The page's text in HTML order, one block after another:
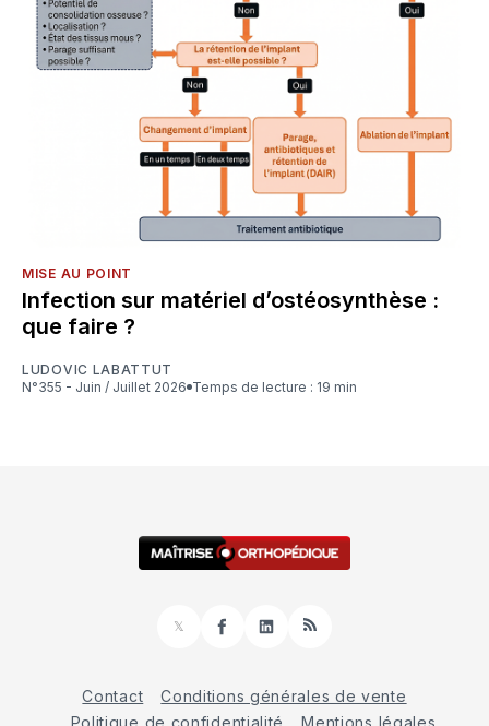
MISE AU POINT
Infection sur matériel d’ostéosynthèse :
que faire ?
LUDOVIC LABATTUT
N°355 - Juin / Juillet 2026
Temps de lecture : 19 min
𝕏
FacebookLinkedInRSS
Contact
Conditions générales de vente